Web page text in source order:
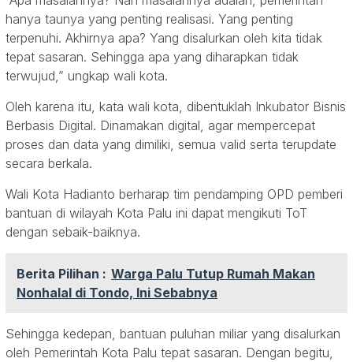
hanya taunya yang penting realisasi. Yang penting
terpenuhi. Akhirnya apa? Yang disalurkan oleh kita tidak
tepat sasaran. Sehingga apa yang diharapkan tidak
terwujud,” ungkap wali kota.
Oleh karena itu, kata wali kota, dibentuklah Inkubator Bisnis
Berbasis Digital. Dinamakan digital, agar mempercepat
proses dan data yang dimiliki, semua valid serta terupdate
secara berkala.
Wali Kota Hadianto berharap tim pendamping OPD pemberi
bantuan di wilayah Kota Palu ini dapat mengikuti ToT
dengan sebaik-baiknya.
Berita Pilihan : Warga Palu Tutup Rumah Makan
Nonhalal di Tondo, Ini Sebabnya
Sehingga kedepan, bantuan puluhan miliar yang disalurkan
oleh Pemerintah Kota Palu tepat sasaran. Dengan begitu,